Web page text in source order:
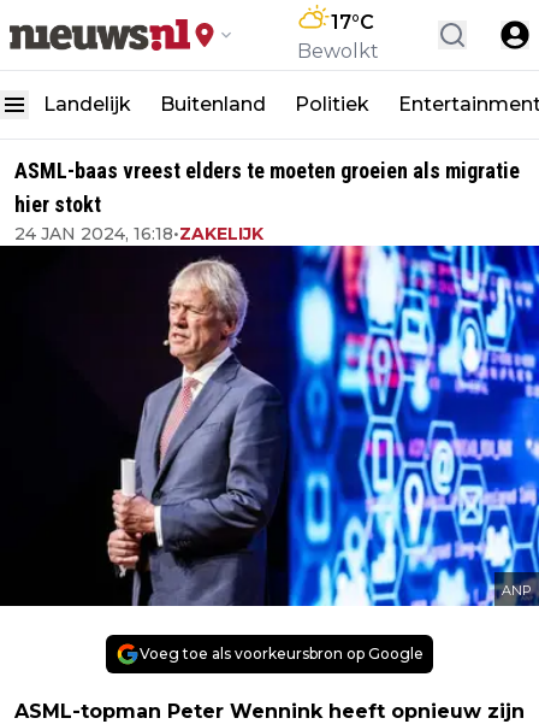
17°C
Bewolkt
Landelijk Buitenland Politiek
ASML-baas vreest elders te moeten groeien als migratie
hier stokt
24 JAN 2024, 16:18•ZAKELIJK
ANP
Voeg toe als voorkeursbron op Google
ASML-topman Peter Wennink heeft opnieuw zijn